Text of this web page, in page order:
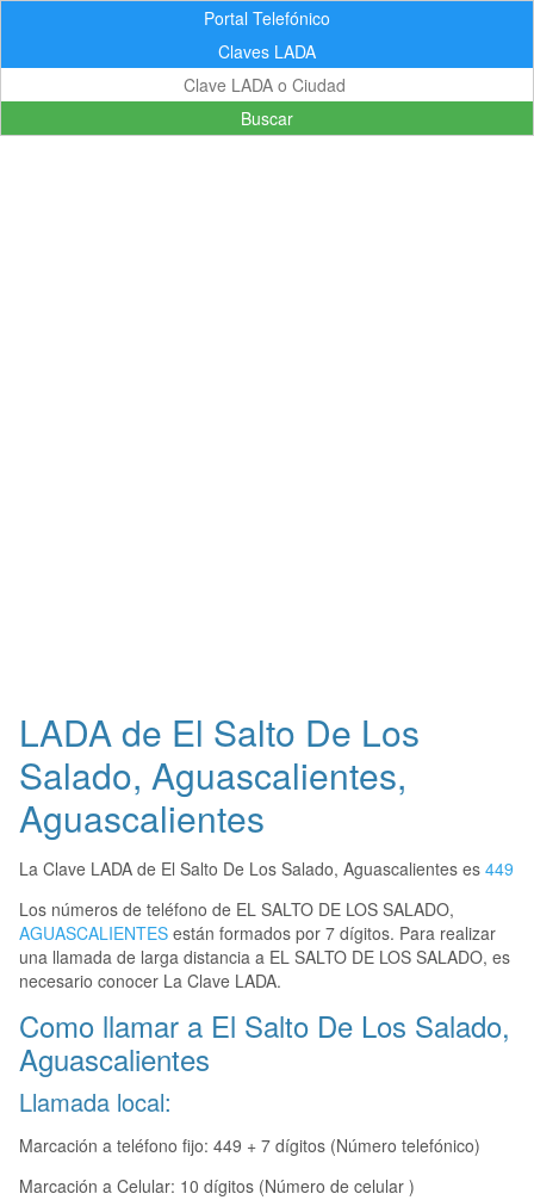
Portal Telefónico
Claves LADA
Buscar
LADA de El Salto De Los
Salado, Aguascalientes,
Aguascalientes
La Clave LADA de El Salto De Los Salado, Aguascalientes es 449
Los números de teléfono de EL SALTO DE LOS SALADO,
AGUASCALIENTES están formados por 7 dígitos. Para realizar
una llamada de larga distancia a EL SALTO DE LOS SALADO, es
necesario conocer La Clave LADA.
Como llamar a El Salto De Los Salado,
Aguascalientes
Llamada local:
Marcación a teléfono fijo: 449 + 7 dígitos (Número telefónico)
Marcación a Celular: 10 dígitos (Número de celular )